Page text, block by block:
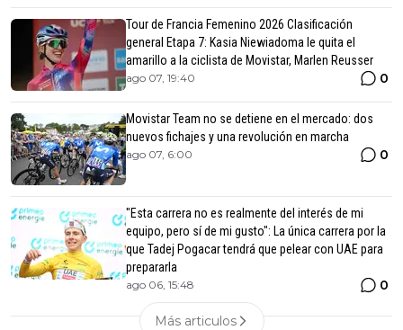
Tour de Francia Femenino 2026 Clasificación
general Etapa 7: Kasia Niewiadoma le quita el
amarillo a la ciclista de Movistar, Marlen Reusser
ago 07, 19:40 0
Movistar Team no se detiene en el mercado: dos
nuevos fichajes y una revolución en marcha
ago 07, 6:00 0
"Esta carrera no es realmente del interés de mi
equipo, pero sí de mi gusto": La única carrera por la
que Tadej Pogacar tendrá que pelear con UAE para
prepararla
ago 06, 15:48 0
Más articulos